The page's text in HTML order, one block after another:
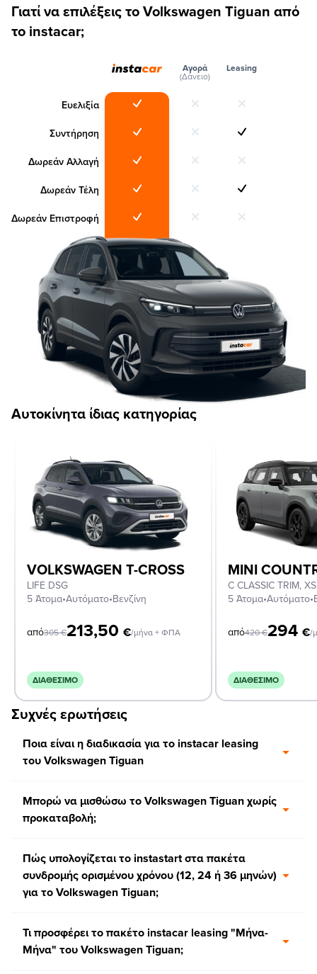
Γιατί να επιλέξεις το Volkswagen Tiguan από
το instacar;
Ευελιξία
Συντήρηση
Δωρεάν Αλλαγή
Δωρεάν Τέλη
Δωρεάν Επιστροφή
Αγορά
(Δάνειο)
Leasing
Αυτοκίνητα ίδιας κατηγορίας
VOLKSWAGEN T-CROSS
LIFE DSG
5 Άτομα•Αυτόματο•Βενζίνη
από305€213,50 €/μήνα + ΦΠΑ
ΔΙΑΘΈΣΙΜΟ
MINI
5 Άτομα•Αυτόματο•
από420€294 €/
ΔΙΑΘΈΣΙΜΟ
Συχνές ερωτήσεις
Ποια είναι η διαδικασία για το instacar leasing
του Volkswagen Tiguan
Μπορώ να μισθώσω το Volkswagen Tiguan χωρίς
προκαταβολή;
Πώς υπολογίζεται το instastart στα πακέτα
συνδρομής ορισμένου χρόνου (12, 24 ή 36 μηνών)
για το Volkswagen Tiguan;
Τι προσφέρει το πακέτο instacar leasing "Μήνα-
Μήνα" του Volkswagen Tiguan;